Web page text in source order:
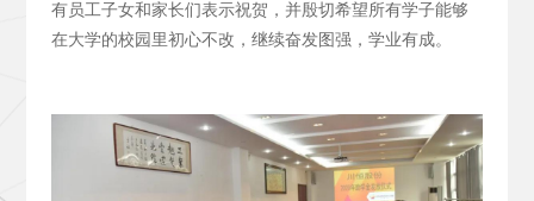
有员工子女和家长们表示祝贺，并殷切希望所有学子能够
在大学的校园里初心不改，继续奋发图强，学业有成。